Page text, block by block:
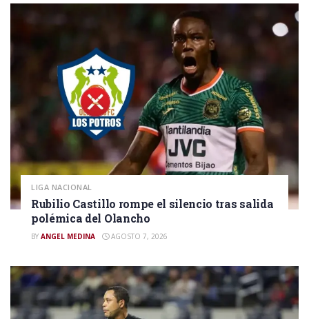
LIGA NACIONAL
Rubilio Castillo rompe el silencio tras salida
polémica del Olancho
BY ANGEL MEDINA AGOSTO 7, 2026